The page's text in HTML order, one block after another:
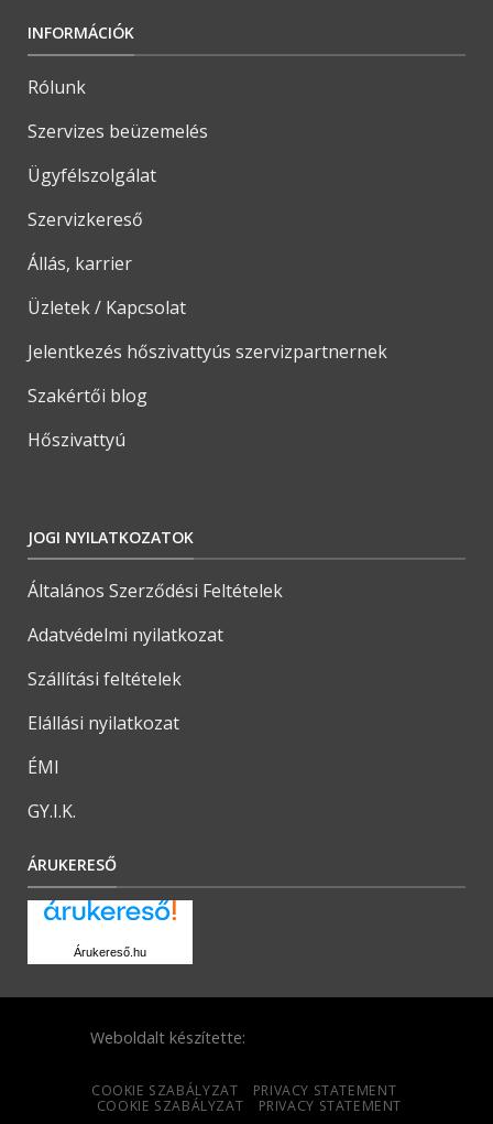
INFORMÁCIÓK
Rólunk
Szervizes beüzemelés
Ügyfélszolgálat
Szervizkereső
Állás, karrier
Üzletek / Kapcsolat
Jelentkezés hőszivattyús szervizpartnernek
Szakértői blog
Hőszivattyú
JOGI NYILATKOZATOK
Általános Szerződési Feltételek
Adatvédelmi nyilatkozat
Szállítási feltételek
Elállási nyilatkozat
ÉMI
GY.I.K.
ÁRUKERESŐ
Árukereső.hu
Weboldalt készítette:
COOKIE SZABÁLYZAT
PRIVACY STATEMENT
COOKIE SZABÁLYZAT
PRIVACY STATEMENT